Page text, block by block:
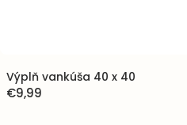
Výplň vankúša 40 x 40
€9,99